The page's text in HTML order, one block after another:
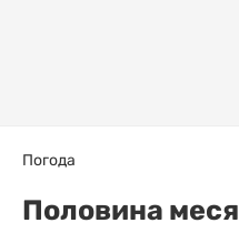
Погода
Половина